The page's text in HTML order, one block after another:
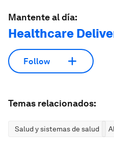
Mantente al día:
Healthcare
Follow
Temas relacionados:
Salud y sistemas de salud